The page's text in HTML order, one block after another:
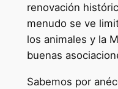
renovación
menudo se ve
los animales y la
buenas
Sabemos por